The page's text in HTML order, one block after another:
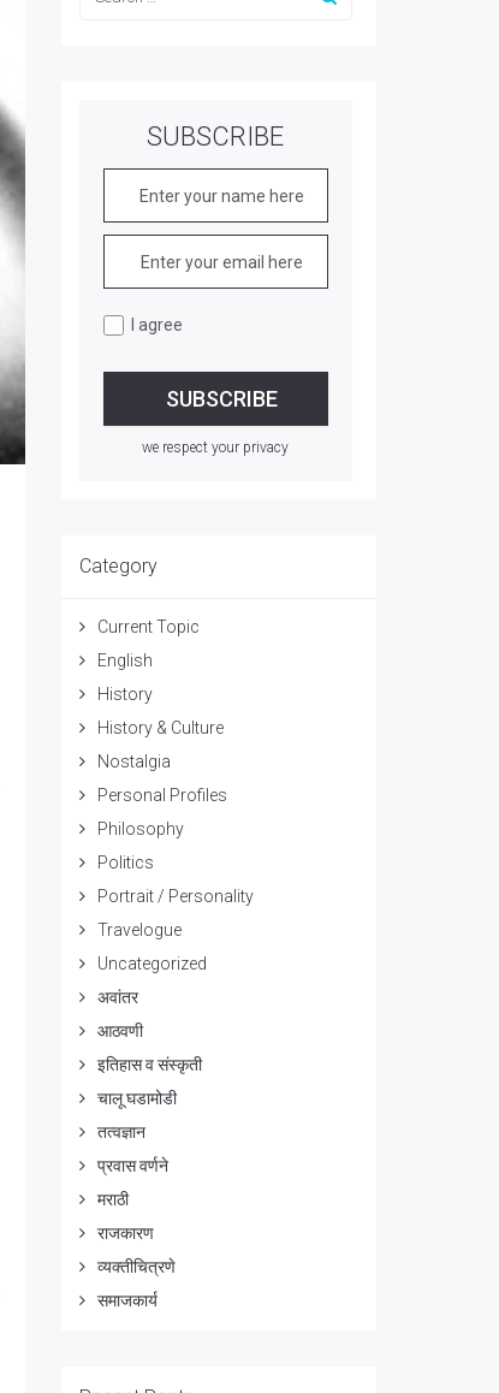
SUBSCRIBE
I agree
we respect your privacy
Category
Current Topic
English
History
History & Culture
Nostalgia
Personal Profiles
Philosophy
Politics
Portrait / Personality
Travelogue
Uncategorized
अवांतर
आठवणी
इतिहास व संस्कृती
चालू घडामोडी
तत्वज्ञान
प्रवास वर्णने
मराठी
राजकारण
व्यक्तीचित्रणे
समाजकार्य